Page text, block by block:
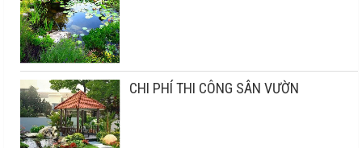
CHI PHÍ THI CÔNG SÂN VƯỜN